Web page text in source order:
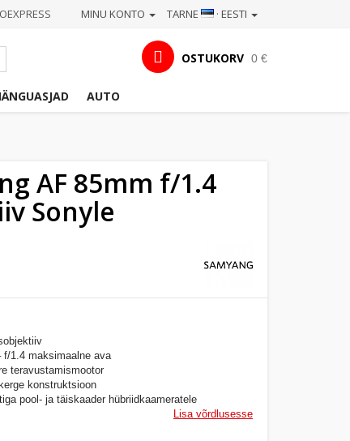
TARNE · EESTI
MINU KONTO
OSTUKORV 0 €
AUTO
AF 85mm f/1.4
Sonyle
f/1.4 maksimaalne ava
teravustamismootor
konstruktsioon
pool- ja täiskaader hübriidkaameratele
Lisa võrdlusesse